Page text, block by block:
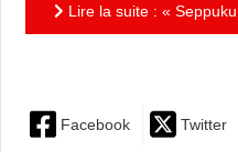
Lire la suite : «
Facebook Twitter